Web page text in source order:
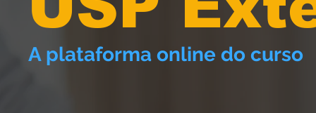
A plataforma online do curso